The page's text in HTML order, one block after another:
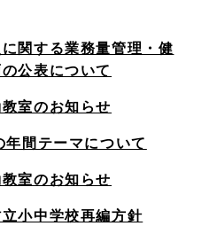
関する業務量管理・健
公表について
室のお知らせ
間テーマについて
室のお知らせ
小中学校再編方針